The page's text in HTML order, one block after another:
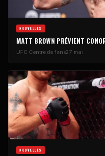
NOUVELLES
MATT BROWN PRÉVIENT
UFC Centre de fans27 mai
NOUVELLES